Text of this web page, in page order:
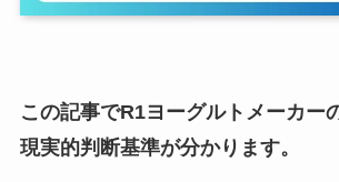
この記事でR1ヨーグルトメーカー
現実的判断基準が分かります。